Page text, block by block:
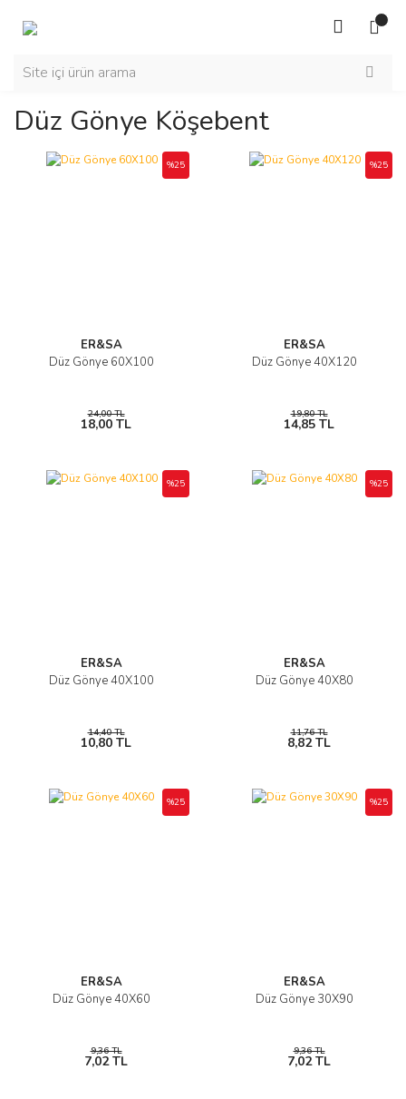
Düz Gönye Köşebent
ER&SA
Düz Gönye 60X100
%25
24,00 TL
18,00 TL
ER&SA
Düz Gönye 40X120
%25
19,80 TL
14,85 TL
ER&SA
Düz Gönye 40X100
%25
14,40 TL
10,80 TL
ER&SA
Düz Gönye 40X80
%25
11,76 TL
8,82 TL
ER&SA
Düz Gönye 40X60
%25
9,36 TL
7,02 TL
ER&SA
Düz Gönye 30X90
%25
9,36 TL
7,02 TL